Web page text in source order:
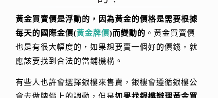
黃金買賣價是浮動的，因為黃金的價格是需要根據
每天的國際金價(黃金牌價)而變動的 。黃金買賣價
也是有很大幅度的，如果想要賣一個好的價錢，就
應該要找到合法的當鋪機構。
有些人也許會選擇銀樓來售賣，銀樓會遵循銀樓公